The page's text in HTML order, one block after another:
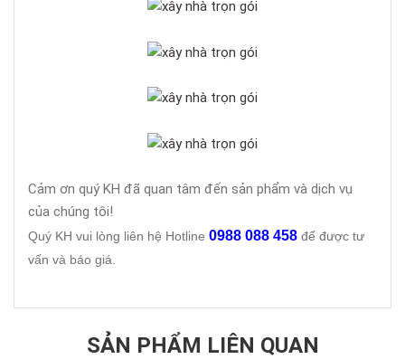
Cảm ơn quý KH đã quan tâm đến sản phẩm và dịch vụ
của chúng tôi!
Quý KH vui lòng liên hệ Hotline 0988 088 458 để được tư
vấn và báo giá.
SẢN PHẨM LIÊN QUAN